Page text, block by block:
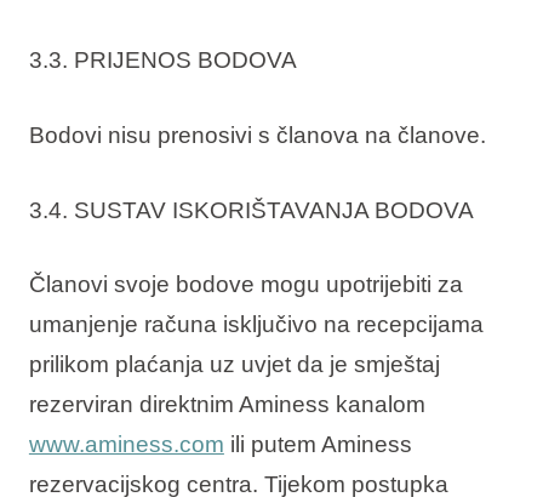
3.3. PRIJENOS BODOVA
Bodovi nisu prenosivi s članova na članove.
3.4. SUSTAV ISKORIŠTAVANJA BODOVA
Članovi svoje bodove mogu upotrijebiti za
umanjenje računa isključivo na recepcijama
prilikom plaćanja uz uvjet da je smještaj
rezerviran direktnim Aminess kanalom
www.aminess.com ili putem Aminess
rezervacijskog centra. Tijekom postupka